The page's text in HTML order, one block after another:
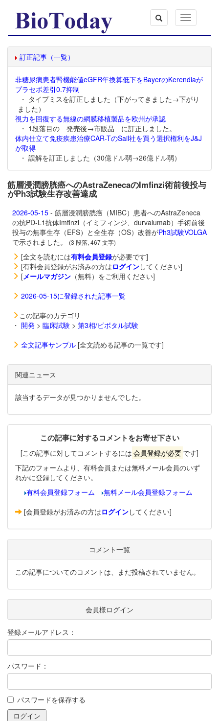
Toggle
navigation
訂正記事（一覧）
非糖尿病患者腎機能値eGFR年換算低下をBayerのKerendiaが
プラセボ差引0.7抑制
・ タイプミスを訂正しました（下がってきました→下がり
ました）
視力を回復する無線の網膜移植製品を欧州が承認
・ 1段落目の 発売後→市販品 に訂正しました。
体内仕立て免疫疾患治療CAR-TのSail社を買う選択権利をJ&J
が取得
・ 誤解を訂正しました（30億ドル弱→26億ドル弱）
筋層浸潤膀胱癌へのAstraZenecaのImfinzi術前後投与
がPh3試験生存改善達成
2026-05-15 - 筋層浸潤膀胱癌（MIBC）患者へのAstraZeneca
の抗PD-L1抗体Imfinzi（イミフィンジ、durvalumab）手術前後
投与の無事生存（EFS）と全生存（OS）改善がPh3試験VOLGA
で示されました。
(3 段落, 467 文字)
[全文を読むには有料会員登録が必要です]
[有料会員登録がお済みの方はログインしてください]
[メールマガジン （無料）をご利用ください]
2026-05-15に登録された記事一覧
この記事のカテゴリ
・ 開発 > 臨床試験 > 第3相/ピボタル試験
全文記事サンプル [全文読める記事の一覧です]
関連ニュース
該当するデータが見つかりませんでした。
この記事に対するコメントをお寄せ下さい
[この記事に対してコメントするには 会員登録が必要 です]
下記のフォームより、有料会員または無料メール会員のいず
れかに登録してください。
有料会員登録フォーム
無料メール会員登録フォーム
[会員登録がお済みの方はログインしてください]
コメント一覧
この記事についてのコメントは、まだ投稿されていません。
会員様ログイン
登録メールアドレス：
パスワード：
パスワードを保存する